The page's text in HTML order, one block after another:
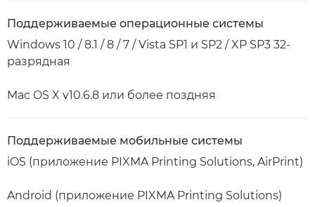
Поддерживаемые операционные системы
Windows 10 / 8.1 / 8 / 7 / Vista SP1 и SP2 / XP SP3 32-
разрядная
Mac OS X v10.6.8 или более поздняя
Поддерживаемые мобильные системы
iOS (приложение PIXMA Printing Solutions, AirPrint)
Android (приложение PIXMA Printing Solutions)